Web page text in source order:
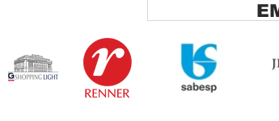
Copiar de
Sacada Perfeita
Sapopemba!